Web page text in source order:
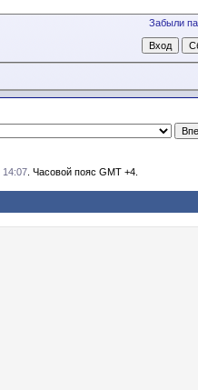
Забыли
14:07 . Часовой пояс GMT +4.